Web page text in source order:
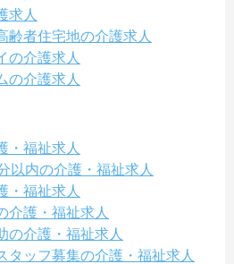
求人
齢者住宅地の介護求人
の介護求人
の介護求人
・福祉求人
以内の介護・福祉求人
・福祉求人
介護・福祉求人
の介護・福祉求人
タッフ募集の介護・福祉求人